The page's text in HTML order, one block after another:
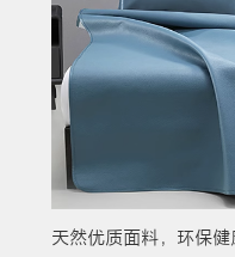
天然优质面料，环保健